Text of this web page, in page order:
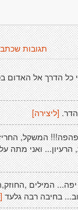
תגובות
כל הדרך אל האדום
[ליצירה]
המשקל,
ואני מתה
המילים
בחיבה רבה גלעד